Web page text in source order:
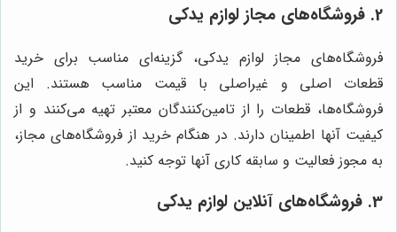
2. فروشگاه‌های مجاز لوازم یدکی
فروشگاه‌های مجاز لوازم یدکی، گزینه‌ای مناسب برای خرید
قطعات اصلی و غیراصلی با قیمت مناسب هستند. این
فروشگاه‌ها، قطعات را از تامین‌کنندگان معتبر تهیه می‌کنند و از
کیفیت آنها اطمینان دارند. در هنگام خرید از فروشگاه‌های مجاز،
به مجوز فعالیت و سابقه کاری آنها توجه کنید.
3. فروشگاه‌های آنلاین لوازم یدکی